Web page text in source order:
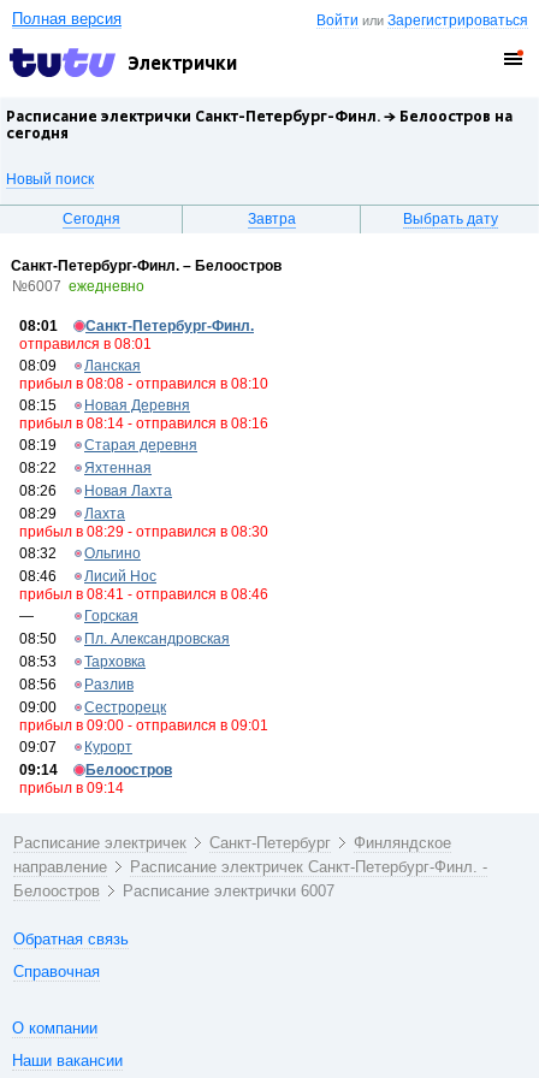
Войти илиЗарегистрироваться
Полная версия
Электрички
Расписание электрички Санкт-Петербург-Финл. → Белоостров на
сегодня
Новый поиск
Сегодня Завтра Выбрать дату
Санкт-Петербург-Финл. – Белоостров
№6007 ежедневно
08:01
Санкт-Петербург-Финл.
отправился в 08:01
08:09
Ланская
прибыл в 08:08 - отправился в 08:10
08:15
Новая Деревня
прибыл в 08:14 - отправился в 08:16
08:19
Старая деревня
08:22
Яхтенная
08:26
Новая Лахта
08:29
Лахта
прибыл в 08:29 - отправился в 08:30
08:32
Ольгино
08:46
Лисий Нос
прибыл в 08:41 - отправился в 08:46
—
Горская
08:50
Пл. Александровская
08:53
Тарховка
08:56
Разлив
09:00
Сестрорецк
прибыл в 09:00 - отправился в 09:01
09:07
Курорт
09:14
Белоостров
прибыл в 09:14
Расписание электричек Санкт-Петербург
Финляндское
направление
Расписание электричек Санкт-Петербург-Финл. -
Белоостров
Расписание электрички 6007
Обратная связь
Справочная
О компании
Наши вакансии